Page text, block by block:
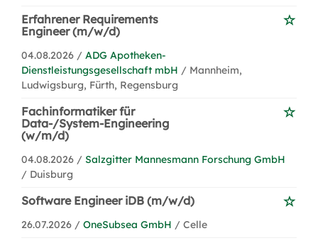
Erfahrener Requirements
Engineer (m/w/d)
04.08.2026 / ADG Apotheken-
Dienstleistungsgesellschaft mbH / Mannheim,
Ludwigsburg, Fürth, Regensburg
Fachinformatiker für
Data-/System-Engineering
(w/m/d)
04.08.2026 / Salzgitter Mannesmann Forschung GmbH
/ Duisburg
Software Engineer iDB (m/w/d)
26.07.2026 / OneSubsea GmbH / Celle